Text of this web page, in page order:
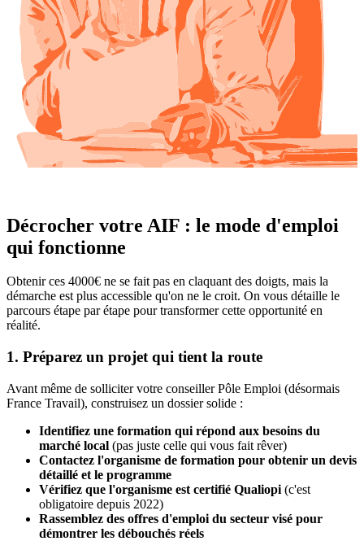
Décrocher votre AIF : le mode d'emploi
qui fonctionne
Obtenir ces 4000€ ne se fait pas en claquant des doigts, mais la
démarche est plus accessible qu'on ne le croit. On vous détaille le
parcours étape par étape pour transformer cette opportunité en
réalité.
1. Préparez un projet qui tient la route
Avant même de solliciter votre conseiller Pôle Emploi (désormais
France Travail), construisez un dossier solide :
Identifiez une formation qui répond aux besoins du
marché local (pas juste celle qui vous fait rêver)
Contactez l'organisme de formation pour obtenir un devis
détaillé et le programme
Vérifiez que l'organisme est certifié Qualiopi (c'est
obligatoire depuis 2022)
Rassemblez des offres d'emploi du secteur visé pour
démontrer les débouchés réels